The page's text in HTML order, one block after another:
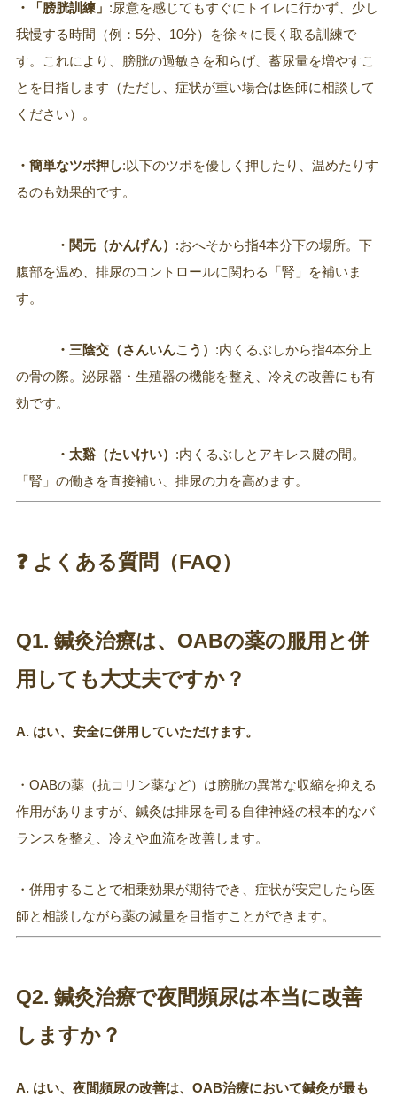
・「膀胱訓練」 :尿意を感じてもすぐにトイレに行かず、少し
我慢する時間（例：5分、10分）を徐々に長く取る訓練で
す。これにより、膀胱の過敏さを和らげ、蓄尿量を増やすこ
とを目指します（ただし、症状が重い場合は医師に相談して
ください）。
・簡単なツボ押し:以下のツボを優しく押したり、温めたりす
るのも効果的です。
・関元（かんげん） :おへそから指4本分下の場所。下
腹部を温め、排尿のコントロールに関わる「腎」を補いま
す。
・三陰交（さんいんこう） :内くるぶしから指4本分上
の骨の際。泌尿器・生殖器の機能を整え、冷えの改善にも有
効です。
・太谿（たいけい） :内くるぶしとアキレス腱の間。
「腎」の働きを直接補い、排尿の力を高めます。
❓ よくある質問（FAQ）
Q1. 鍼灸治療は、OABの薬の服用と併
用しても大丈夫ですか？
A. はい、安全に併用していただけます。
・OABの薬（抗コリン薬など）は膀胱の異常な収縮を抑える
作用がありますが、鍼灸は排尿を司る自律神経の根本的なバ
ランスを整え、冷えや血流を改善します。
・併用することで相乗効果が期待でき、症状が安定したら医
師と相談しながら薬の減量を目指すことができます。
Q2. 鍼灸治療で夜間頻尿は本当に改善
しますか？
A. はい、夜間頻尿の改善は、OAB治療において鍼灸が最も